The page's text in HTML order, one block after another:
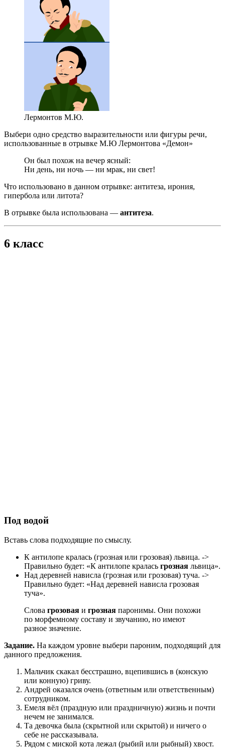
Лермонтов М.Ю.
Выбери одно средство выразительности или фигуры речи,
использованные в отрывке М.Ю Лермонтова «Демон»
Он был похож на вечер ясный:
Ни день, ни ночь — ни мрак, ни свет!
Что использовано в данном отрывке: антитеза, ирония,
гипербола или литота?
В отрывке была использована — антитеза.
6 класс
Под водой
Вставь слова подходящие по смыслу.
К антилопе кралась (грозная или грозовая) львица. ->
Правильно будет: «К антилопе кралась грозная львица».
Над деревней нависла (грозная или грозовая) туча. ->
Правильно будет: «Над деревней нависла грозовая
туча».
Слова грозовая и грозная паронимы. Они похожи
по морфемному составу и звучанию, но имеют
разное значение.
Задание. На каждом уровне выбери пароним, подходящий для
данного предложения.
Мальчик скакал бесстрашно, вцепившись в (конскую
или конную) гриву.
Андрей оказался очень (ответным или ответственным)
сотрудником.
Емеля вёл (праздную или праздничную) жизнь и почти
нечем не занимался.
Та девочка была (скрытной или скрытой) и ничего о
себе не рассказывала.
Рядом с миской кота лежал (рыбий или рыбный) хвост.